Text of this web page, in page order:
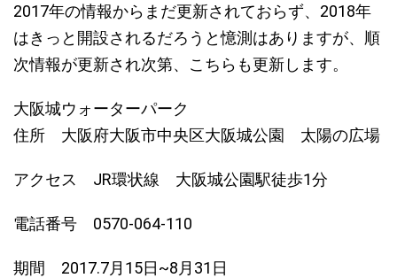
2017年の情報からまだ更新されておらず、2018年
はきっと開設されるだろうと憶測はありますが、順
次情報が更新され次第、こちらも更新します。
大阪城ウォーターパーク
住所 大阪府大阪市中央区大阪城公園 太陽の広場
アクセス JR環状線 大阪城公園駅徒歩1分
電話番号 0570-064-110
期間 2017.7月15日~8月31日